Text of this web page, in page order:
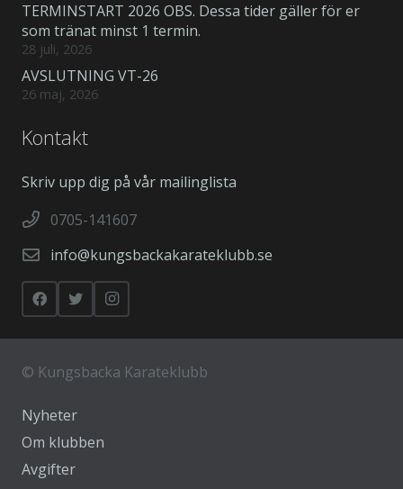
TERMINSTART 2026 OBS. Dessa tider gäller för er
som tränat minst 1 termin.
28 juli, 2026
AVSLUTNING VT-26
26 maj, 2026
Kontakt
Skriv upp dig på vår mailinglista
0705-141607
info@kungsbackakarateklubb.se
© Kungsbacka Karateklubb
Nyheter
Om klubben
Avgifter